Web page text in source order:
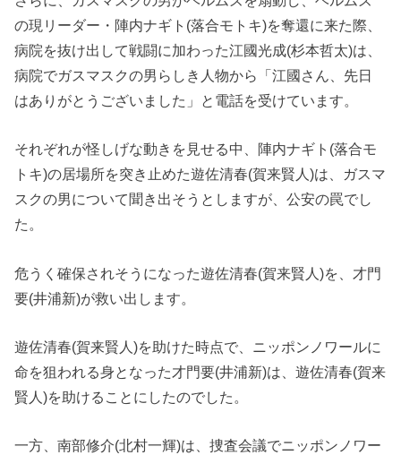
の現リーダー・陣内ナギト(落合モトキ)を奪還に来た際、
病院を抜け出して戦闘に加わった江國光成(杉本哲太)は、
病院でガスマスクの男らしき人物から「江國さん、先日
はありがとうございました」と電話を受けています。
それぞれが怪しげな動きを見せる中、陣内ナギト(落合モ
トキ)の居場所を突き止めた遊佐清春(賀来賢人)は、ガスマ
スクの男について聞き出そうとしますが、公安の罠でし
た。
危うく確保されそうになった遊佐清春(賀来賢人)を、才門
要(井浦新)が救い出します。
遊佐清春(賀来賢人)を助けた時点で、ニッポンノワールに
命を狙われる身となった才門要(井浦新)は、遊佐清春(賀来
賢人)を助けることにしたのでした。
一方、南部修介(北村一輝)は、捜査会議でニッポンノワー